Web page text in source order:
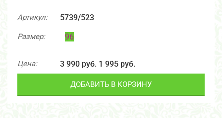
Артикул: 5739/523
Размер: 96
Цена: 3 990 руб.1 995 руб.
ДОБАВИТЬ В КОРЗИНУ